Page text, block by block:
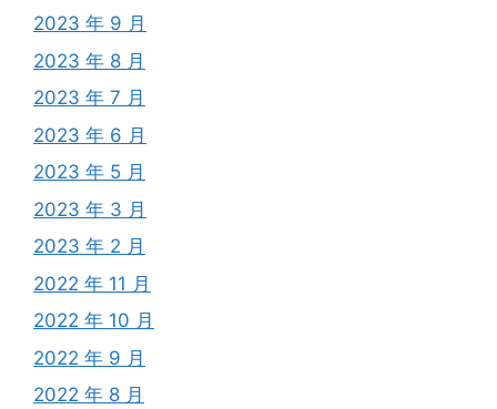
2023 年 9 月
2023 年 8 月
2023 年 7 月
2023 年 6 月
2023 年 5 月
2023 年 3 月
2023 年 2 月
2022 年 11 月
2022 年 10 月
2022 年 9 月
2022 年 8 月